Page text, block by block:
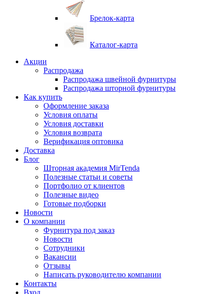
Брелок-карта
Каталог-карта
Акции
Распродажа
Распродажа швейной фурнитуры
Распродажа шторной фурнитуры
Как купить
Оформление заказа
Условия оплаты
Условия доставки
Условия возврата
Верификация оптовика
Доставка
Блог
Шторная академия MirTenda
Полезные статьи и советы
Портфолио от клиентов
Полезные видео
Готовые подборки
Новости
О компании
Фурнитура под заказ
Новости
Сотрудники
Вакансии
Отзывы
Написать руководителю компании
Контакты
Вход